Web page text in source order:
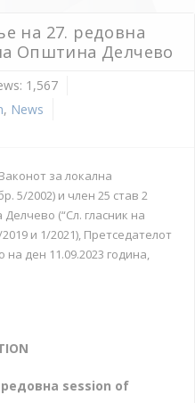
на 27. редовна
Општина Делчево
1,567
, News
за локална
5/2002) и член 25 став 2
(“Сл. гласник на
и 1/2021), Претседателот
ден 11.09.2023 година,
редовна session of